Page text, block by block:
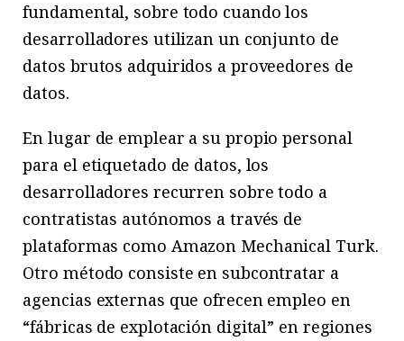
fundamental, sobre todo cuando los
desarrolladores utilizan un conjunto de
datos brutos adquiridos a proveedores de
datos.
En lugar de emplear a su propio personal
para el etiquetado de datos, los
desarrolladores recurren sobre todo a
contratistas autónomos a través de
plataformas como Amazon Mechanical Turk.
Otro método consiste en subcontratar a
agencias externas que ofrecen empleo en
“fábricas de explotación digital” en regiones